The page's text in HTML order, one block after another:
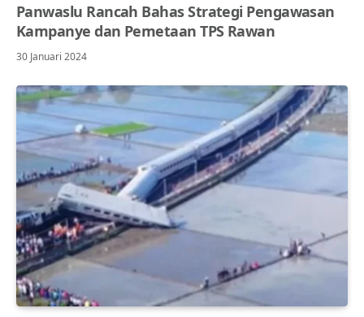
Panwaslu Rancah Bahas Strategi Pengawasan
Kampanye dan Pemetaan TPS Rawan
30 Januari 2024